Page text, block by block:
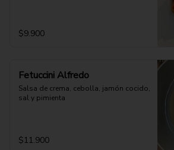
$9.900
Fetuccini Alfredo
Salsa de crema, cebolla, jamón cocido,
sal y pimienta
$11.900